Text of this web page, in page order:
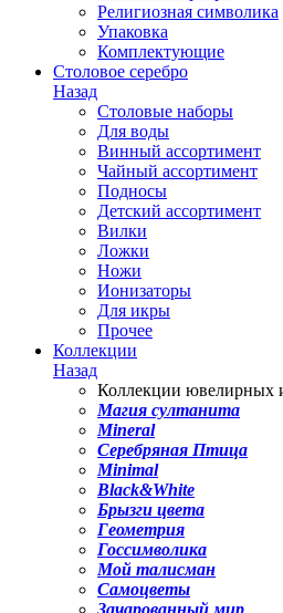
Религиозная символика
Упаковка
Комплектующие
Столовое серебро
Назад
Столовые наборы
Для воды
Винный ассортимент
Чайный ассортимент
Подносы
Детский ассортимент
Вилки
Ложки
Ножи
Ионизаторы
Для икры
Прочее
Коллекции
Назад
Коллекции ювелирных
Магия султанита
Mineral
Серебряная Птица
Minimal
Black&White
Брызги цвета
Геометрия
Госсимволика
Мой талисман
Самоцветы
Зачарованный мир